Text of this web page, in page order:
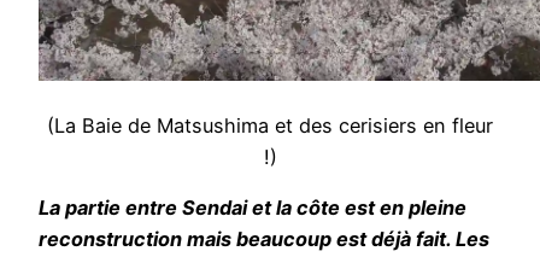
(La Baie de Matsushima et des cerisiers en fleur
!)
La partie entre Sendai et la côte est en pleine
reconstruction mais beaucoup est déjà fait. Les